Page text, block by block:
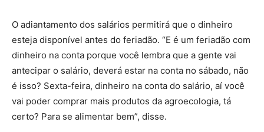
O adiantamento dos salários permitirá que o dinheiro
esteja disponível antes do feriadão. “E é um feriadão com
dinheiro na conta porque você lembra que a gente vai
antecipar o salário, deverá estar na conta no sábado, não
é isso? Sexta-feira, dinheiro na conta do salário, aí você
vai poder comprar mais produtos da agroecologia, tá
certo? Para se alimentar bem”, disse.